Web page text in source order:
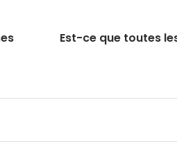
Est-ce que toutes